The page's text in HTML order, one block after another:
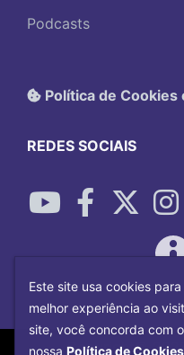
Podcasts
Política de Cookies
REDES SOCIAIS
Copyright©
Este site usa cookies
melhor experiência ao
site, você concorda com
nossa Política de